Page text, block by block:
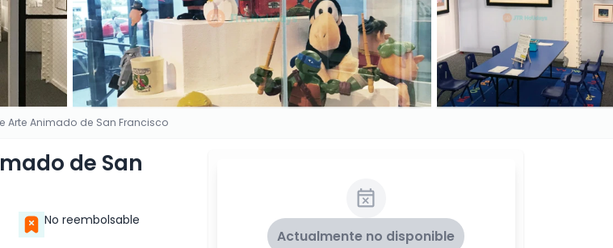
Arte Animado de San Francisco
de San
No reembolsable
Actualmente no disponible